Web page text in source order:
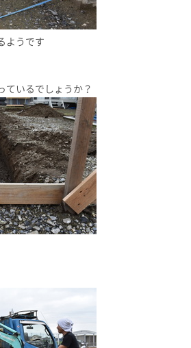
ようです
ているでしょうか？